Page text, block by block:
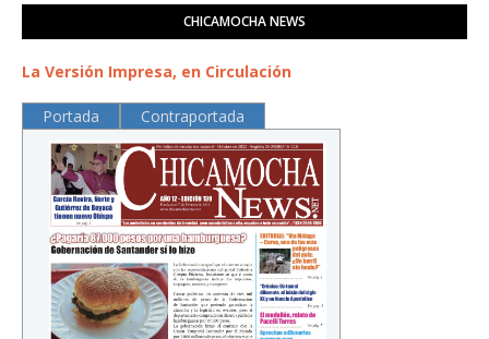
CHICAMOCHA NEWS
La Versión Impresa, en Circulación
Portada Contraportada